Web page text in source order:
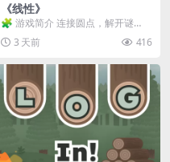
《线性》
🧩 游戏简介 连接圆点，解开谜
题。 ⚠️ 重要提示 所有关卡均可通
关，请确保使用...
3 天前 416